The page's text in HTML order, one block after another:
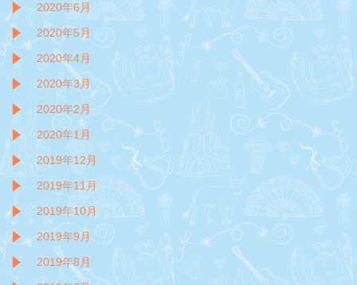
2020年6月
2020年5月
2020年4月
2020年3月
2020年2月
2020年1月
2019年12月
2019年11月
2019年10月
2019年9月
2019年8月